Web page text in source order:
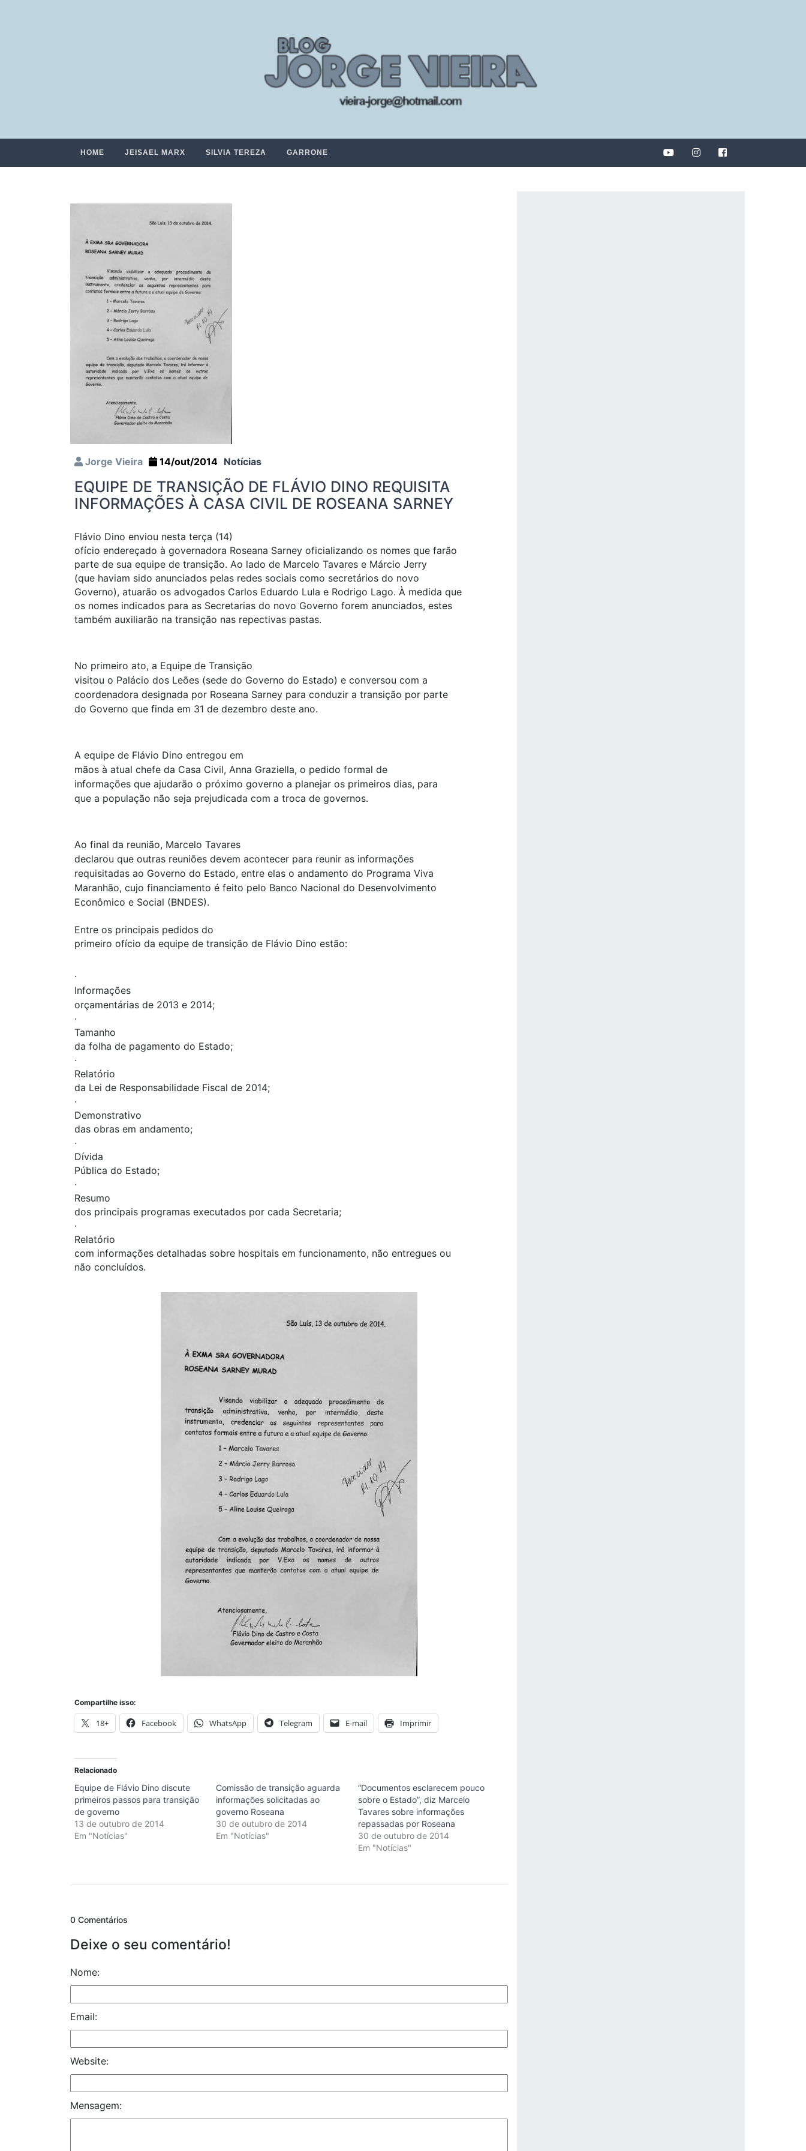
HOME JEISAEL MARX SILVIA TEREZA GARRONE
Jorge Vieira 14/out/2014 Notícias
EQUIPE DE TRANSIÇÃO DE FLÁVIO DINO REQUISITA
INFORMAÇÕES À CASA CIVIL DE ROSEANA SARNEY
Flávio Dino enviou nesta terça (14)
ofício endereçado à governadora Roseana Sarney oficializando os nomes que farão
parte de sua equipe de transição. Ao lado de Marcelo Tavares e Márcio Jerry
(que haviam sido anunciados pelas redes sociais como secretários do novo
Governo), atuarão os advogados Carlos Eduardo Lula e Rodrigo Lago. À medida que
os nomes indicados para as Secretarias do novo Governo forem anunciados, estes
também auxiliarão na transição nas repectivas pastas.
No primeiro ato, a Equipe de Transição
visitou o Palácio dos Leões (sede do Governo do Estado) e conversou com a
coordenadora designada por Roseana Sarney para conduzir a transição por parte
do Governo que finda em 31 de dezembro deste ano.
A equipe de Flávio Dino entregou em
mãos à atual chefe da Casa Civil, Anna Graziella, o pedido formal de
informações que ajudarão o próximo governo a planejar os primeiros dias, para
que a população não seja prejudicada com a troca de governos.
Ao final da reunião, Marcelo Tavares
declarou que outras reuniões devem acontecer para reunir as informações
requisitadas ao Governo do Estado, entre elas o andamento do Programa Viva
Maranhão, cujo financiamento é feito pelo Banco Nacional do Desenvolvimento
Econômico e Social (BNDES).
Entre os principais pedidos do
primeiro ofício da equipe de transição de Flávio Dino estão:
·
Informações
orçamentárias de 2013 e 2014;
·
Tamanho
da folha de pagamento do Estado;
·
Relatório
da Lei de Responsabilidade Fiscal de 2014;
·
Demonstrativo
das obras em andamento;
·
Dívida
Pública do Estado;
·
Resumo
dos principais programas executados por cada Secretaria;
·
Relatório
com informações detalhadas sobre hospitais em funcionamento, não entregues ou
não concluídos.
Compartilhe isso:
18+ Facebook WhatsApp Telegram E-mail Imprimir
Relacionado
Equipe de Flávio Dino discute
primeiros passos para transição
de governo
13 de outubro de 2014
Em "Notícias"
Comissão de transição aguarda
informações solicitadas ao
governo Roseana
30 de outubro de 2014
Em "Notícias"
“Documentos esclarecem pouco
sobre o Estado”, diz Marcelo
Tavares sobre informações
repassadas por Roseana
30 de outubro de 2014
Em "Notícias"
0 Comentários
Deixe o seu comentário!
Nome:
Email:
Website:
Mensagem: